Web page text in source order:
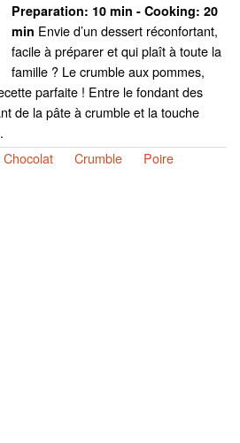
Preparation: 10 min - Cooking: 20
min Envie d’un dessert réconfortant,
facile à préparer et qui plaît à toute la
famille ? Le crumble aux pommes,
parfaite ! Entre le fondant des
de la pâte à crumble et la touche
Chocolat Crumble
Poire